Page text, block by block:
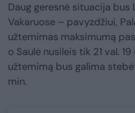
Daug geresnė situacija bus
Vakaruose – pavyzdžiui,
užtemimas maksimumą
o Saulė nusileis tik 21 val.
užtemimą bus galima
min.